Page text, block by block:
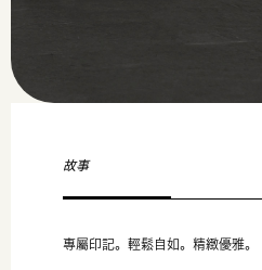
故事
專屬印記。輕鬆自如。精緻優雅。